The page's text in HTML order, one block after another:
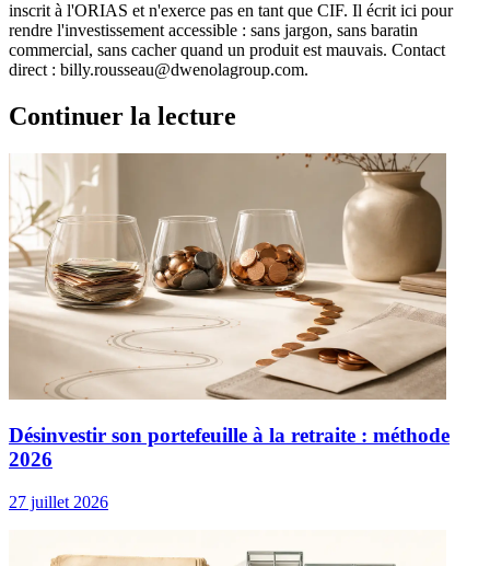
inscrit à l'ORIAS et n'exerce pas en tant que CIF. Il écrit ici pour
rendre l'investissement accessible : sans jargon, sans baratin
commercial, sans cacher quand un produit est mauvais. Contact
direct : billy.rousseau@dwenolagroup.com.
Continuer la lecture
Désinvestir son portefeuille à la retraite : méthode
2026
27 juillet 2026